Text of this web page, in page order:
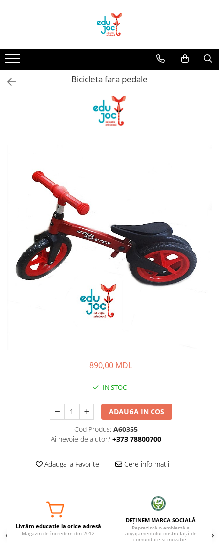
1-2 ani
3-4 ani
5-7 ani
Bicicleta fara pedale
890,00 MDL
IN STOC
ADAUGA IN COS
Cod Produs: A60355
Ai nevoie de ajutor? +373 78800700
Adauga la Favorite Cere informatii
Livrăm educație la orice adresă
Magazin de încredere din 2012
DEȚINEM MARCA SOCIALĂ
Reprezintă o emblemă a
angajamentului nostru față de
comunitate și inovație.